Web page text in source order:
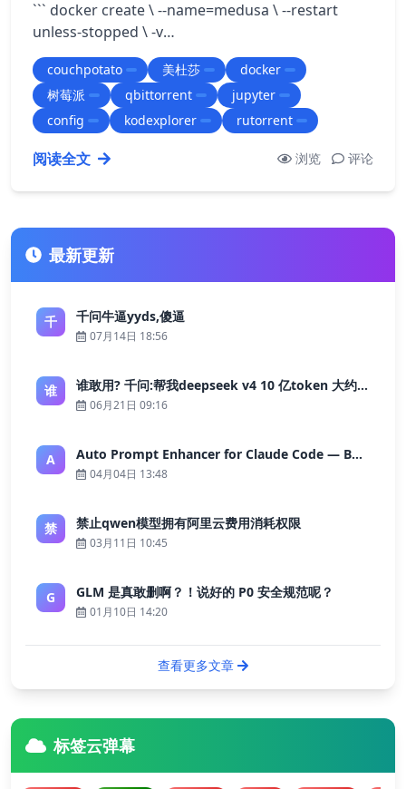
``` docker create \ --name=medusa \ --restart
unless-stopped \ -v
/home/pi/dirve/data/medusa:/config \ -v
/home/pi/dirve/Download/transmis…
couchpotato 美杜莎
docker
树莓派
qbittorrent
jupyter
config
kodexplorer rutorrent
阅读全文 浏览 评论
最新更新
千 千问牛逼yyds,傻逼
07月14日 18:56
谁 谁敢用? 千问:帮我deepseek v4 10 亿token 大约多少花费 ?
06月21日 09:16
A Auto Prompt Enhancer for Claude Code — Building a Highly Reliable AI Programming Workflow
04月04日 13:48
禁 禁止qwen模型拥有阿里云费用消耗权限
03月11日 10:45
G GLM 是真敢删啊？！说好的 P0 安全规范呢？
01月10日 14:20
查看更多文章
标签云弹幕